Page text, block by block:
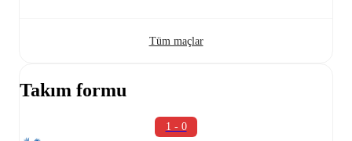
Tüm maçlar
Takım formu
1 - 0